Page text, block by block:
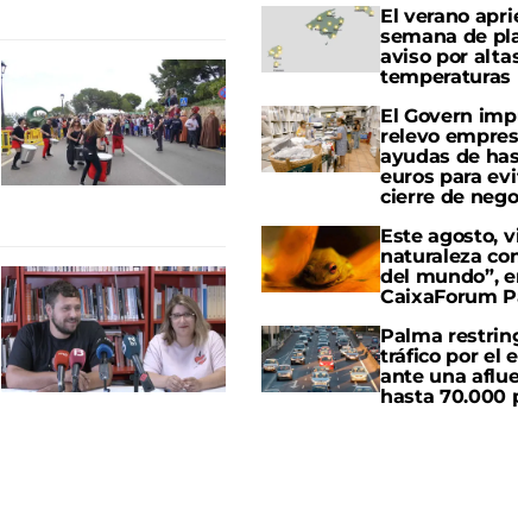
El verano
semana de
aviso por
temperaturas
El Govern
relevo
ayudas de
euros para
cierre de
Este agosto,
naturaleza
del mundo”,
CaixaForum
Palma
tráfico por el
ante una
hasta 70.000